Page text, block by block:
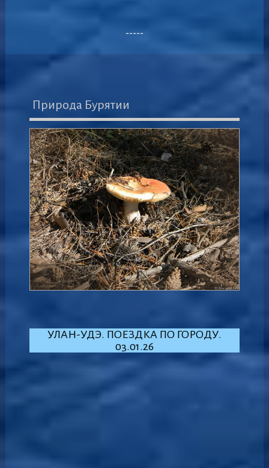
-----
Природа Бурятии
УЛАН-УДЭ. ПОЕЗДКА ПО ГОРОДУ.
03.01.26